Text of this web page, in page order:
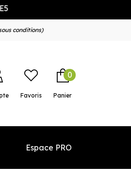
conditions)
Favoris Panier
0
Espace PRO